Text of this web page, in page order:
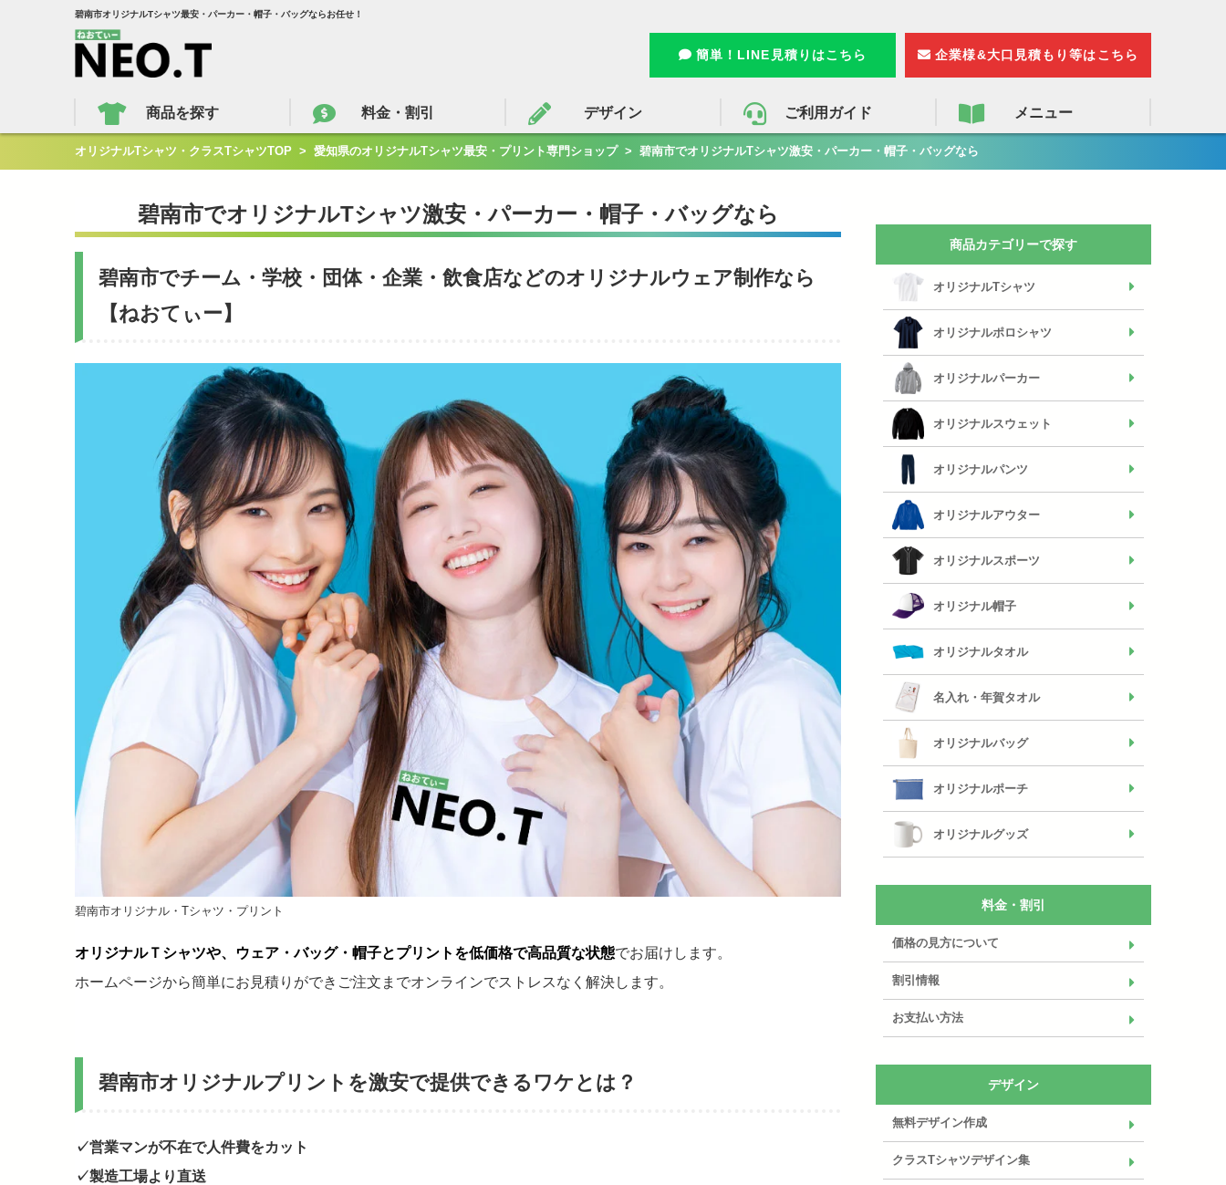
碧南市オリジナルTシャツ最安・パーカー・帽子・バッグならお任せ！
簡単！LINE見積りはこちら 企業様&大口見積もり等はこちら
商品を探す 料金・割引 デザイン ご利用ガイド メニュー
オリジナルTシャツ・クラスTシャツTOP > 愛知県のオリジナルTシャツ最安・プリント専門ショップ > 碧南市でオリジナルTシャツ激安・パーカー・帽子・バッグなら
碧南市でオリジナルTシャツ激安・パーカー・帽子・バッグなら
碧南市でチーム・学校・団体・企業・飲食店などのオリジナルウェア制作なら
【ねおてぃー】
碧南市オリジナル・Tシャツ・プリント
オリジナルＴシャツや、ウェア・バッグ・帽子とプリントを低価格で高品質な状態でお届けします。
ホームページから簡単にお見積りができご注文までオンラインでストレスなく解決します。
碧南市オリジナルプリントを激安で提供できるワケとは？
✓営業マンが不在で人件費をカット
✓製造工場より直送
商品カテゴリーで探す
オリジナルTシャツ
オリジナルポロシャツ
オリジナルパーカー
オリジナルスウェット
オリジナルパンツ
オリジナルアウター
オリジナルスポーツ
オリジナル帽子
オリジナルタオル
名入れ・年賀タオル
オリジナルバッグ
オリジナルポーチ
オリジナルグッズ
料金・割引
価格の見方について
割引情報
お支払い方法
デザイン
無料デザイン作成
クラスTシャツデザイン集
索